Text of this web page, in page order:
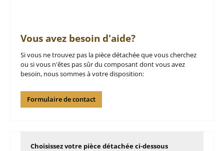
Vous avez besoin d'aide?
Si vous ne trouvez pas la pièce détachée que vous cherchez
ou si vous n'êtes pas sûr du composant dont vous avez
besoin, nous sommes à votre disposition:
Formulaire de contact
Choisissez votre pièce détachée ci-dessous